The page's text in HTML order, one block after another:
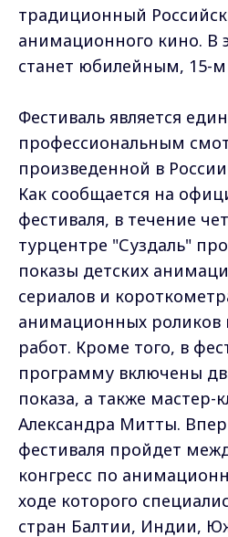
традиционный
анимационного кино. В
станет юбилейным, 15-м
Фестиваль является
профессиональным
произведенной в
Как сообщается на
фестиваля, в течение
турцентре "Суздаль"
показы детских
сериалов и
анимационных роликов
работ. Кроме того, в
программу включены
показа, а также мастер-
Александра Митты.
фестиваля пройдет
конгресс по
ходе которого
стран Балтии, Индии,